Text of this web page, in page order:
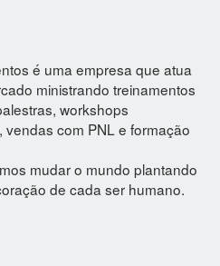
é uma empresa que atua
ministrando treinamentos
workshops
com PNL e formação
mudar o mundo plantando
de cada ser humano.